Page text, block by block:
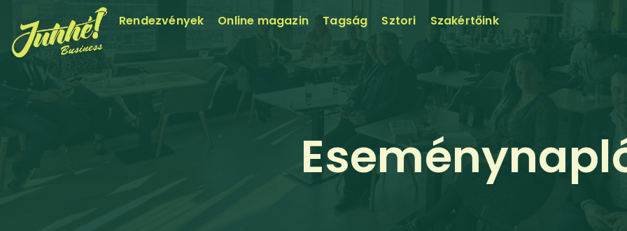
Rendezvények Online magazin Tagság Sztori Szakértőink